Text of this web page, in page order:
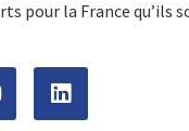
pour la France qu’ils